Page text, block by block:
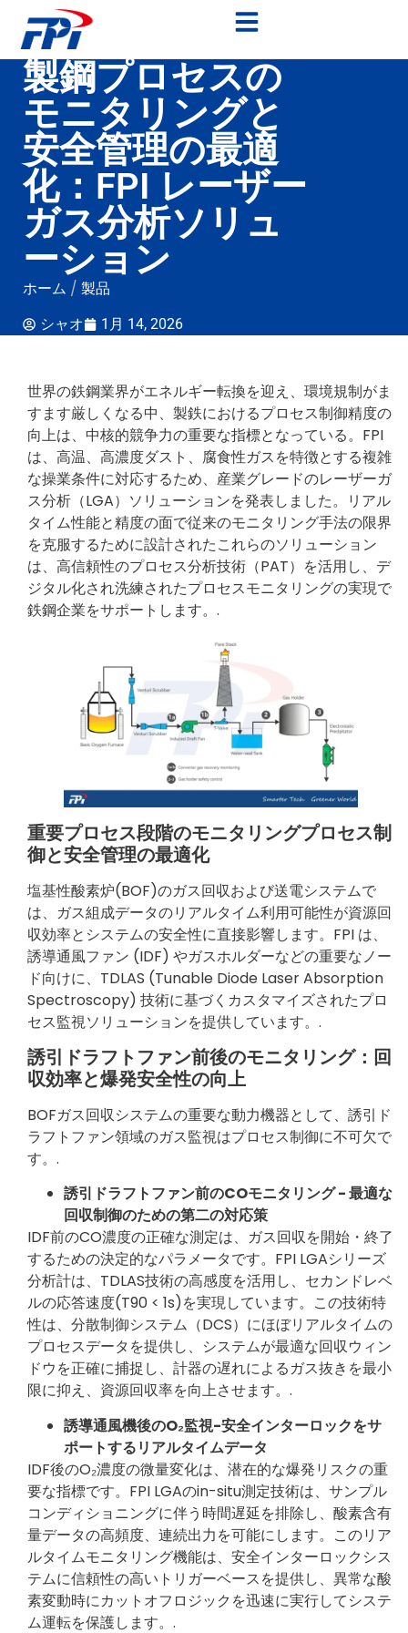
製鋼プロセスの
モニタリングと
安全管理の最適
化：FPI レーザー
ガス分析ソリュ
ーション
ホーム / 製品
シャオ 1月 14, 2026
世界の鉄鋼業界がエネルギー転換を迎え、環境規制がま
すます厳しくなる中、製鉄におけるプロセス制御精度の
向上は、中核的競争力の重要な指標となっている。FPI
は、高温、高濃度ダスト、腐食性ガスを特徴とする複雑
な操業条件に対応するため、産業グレードのレーザーガ
ス分析（LGA）ソリューションを発表しました。リアル
タイム性能と精度の面で従来のモニタリング手法の限界
を克服するために設計されたこれらのソリューション
は、高信頼性のプロセス分析技術（PAT）を活用し、デ
ジタル化され洗練されたプロセスモニタリングの実現で
鉄鋼企業をサポートします。.
重要プロセス段階のモニタリングプロセス制
御と安全管理の最適化
塩基性酸素炉(BOF)のガス回収および送電システムで
は、ガス組成データのリアルタイム利用可能性が資源回
収効率とシステムの安全性に直接影響します。FPI は、
誘導通風ファン (IDF) やガスホルダーなどの重要なノー
ド向けに、TDLAS (Tunable Diode Laser Absorption
Spectroscopy) 技術に基づくカスタマイズされたプロ
セス監視ソリューションを提供しています。.
誘引ドラフトファン前後のモニタリング：回
収効率と爆発安全性の向上
BOFガス回収システムの重要な動力機器として、誘引ド
ラフトファン領域のガス監視はプロセス制御に不可欠で
す。.
誘引ドラフトファン前のCOモニタリング - 最適な
回収制御のための第二の対応策
IDF前のCO濃度の正確な測定は、ガス回収を開始・終了
するための決定的なパラメータです。FPI LGAシリーズ
分析計は、TDLAS技術の高感度を活用し、セカンドレベ
ルの応答速度(T90 < 1s)を実現しています。この技術特
性は、分散制御システム（DCS）にほぼリアルタイムの
プロセスデータを提供し、システムが最適な回収ウィン
ドウを正確に捕捉し、計器の遅れによるガス抜きを最小
限に抑え、資源回収率を向上させます。.
誘導通風機後のO₂監視-安全インターロックをサ
ポートするリアルタイムデータ
IDF後のO₂濃度の微量変化は、潜在的な爆発リスクの重
要な指標です。FPI LGAのin-situ測定技術は、サンプル
コンディショニングに伴う時間遅延を排除し、酸素含有
量データの高頻度、連続出力を可能にします。このリア
ルタイムモニタリング機能は、安全インターロックシス
テムに信頼性の高いトリガーベースを提供し、異常な酸
素変動時にカットオフロジックを迅速に実行してシステ
ム運転を保護します。.